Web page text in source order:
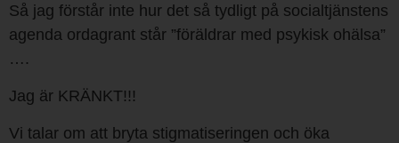
Så jag förstår inte hur det så tydligt på socialtjänstens
agenda ordagrant står ”föräldrar med psykisk ohälsa”
….
Jag är KRÄNKT!!!
Vi talar om att bryta stigmatiseringen och öka